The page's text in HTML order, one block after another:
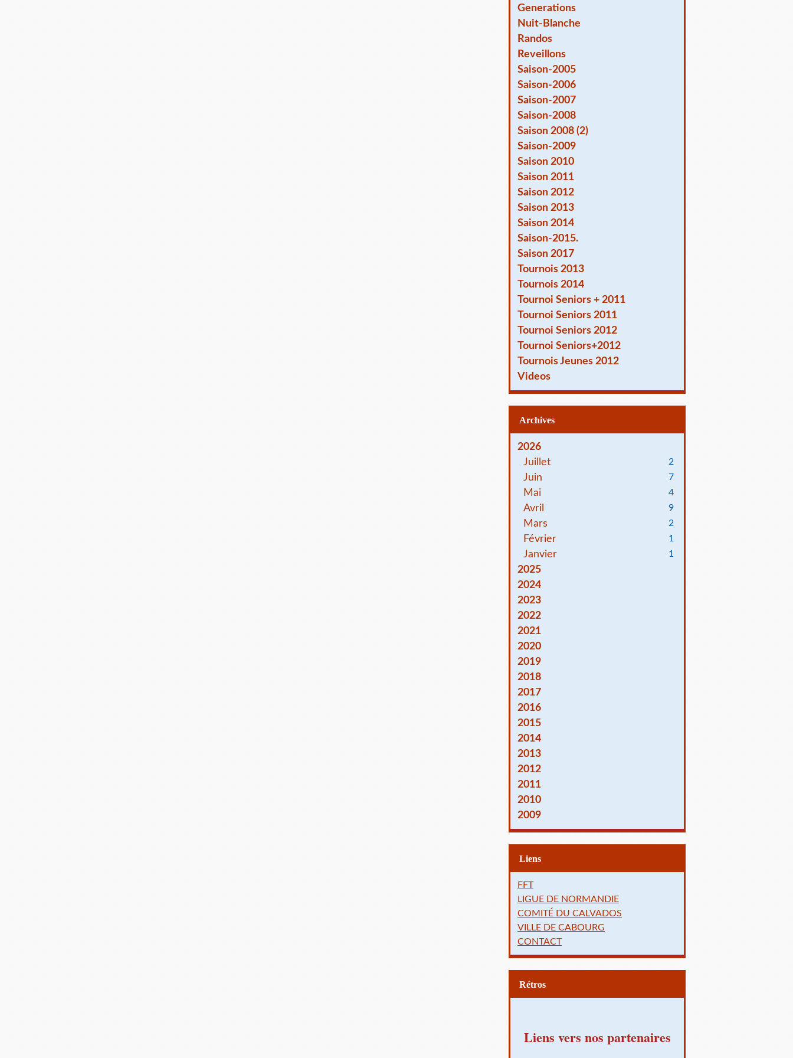
Generations
Nuit-Blanche
Randos
Reveillons
Saison-2005
Saison-2006
Saison-2007
Saison-2008
Saison 2008 (2)
Saison-2009
Saison 2010
Saison 2011
Saison 2012
Saison 2013
Saison 2014
Saison-2015.
Saison 2017
Tournois 2013
Tournois 2014
Tournoi Seniors + 2011
Tournoi Seniors 2011
Tournoi Seniors 2012
Tournoi Seniors+2012
Tournois Jeunes 2012
Videos
Archives
2026
Juillet
2
Juin 7
Mai 4
Avril 9
Mars 2
Février 1
Janvier 1
2025
2024
2023
2022
2021
2020
2019
2018
2017
2016
2015
2014
2013
2012
2011
2010
2009
Liens
FFT
LIGUE DE NORMANDIE
COMITÉ DU CALVADOS
VILLE DE CABOURG
CONTACT
Rétros
Liens vers nos partenaires